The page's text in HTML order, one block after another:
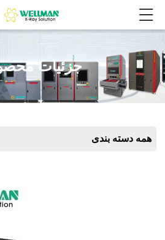
جزئیات
همه دسته بندی